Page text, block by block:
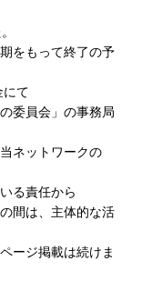
をもって終了の予
にて
委員会」の事務局
ネットワークの
る責任から
間は、 主体的な活
ージ掲載は続けま